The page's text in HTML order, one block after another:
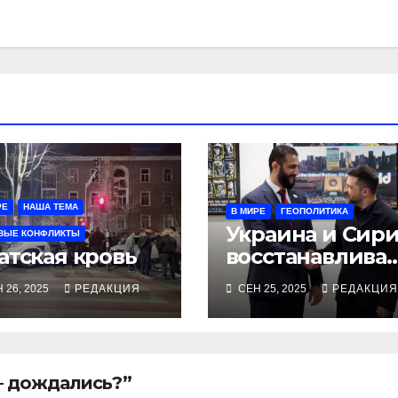
НАША ТЕМА
КОНФЛИКТЫ
кровь
26, 2025 РЕДАКЦИЯ
В МИРЕ ГЕОПОЛИТИКА
Украина и
отношения и
совместно
противостоят
СЕН 25, 2025 РЕДАКЦИЯ
дождались?”